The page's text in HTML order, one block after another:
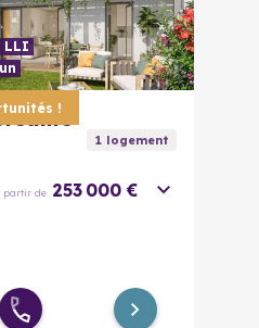
!
LLI
1logement
partir de 253 000 €